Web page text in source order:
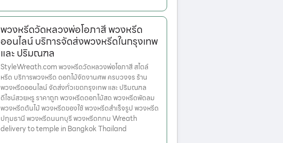
พวงหรีดวัดหลวงพ่อโอภาสี พวงหรีด
ออนไลน์ บริการจัดส่งพวงหรีดในกรุงเทพ
และ ปริมณฑล
StyleWreath.com พวงหรีดวัดหลวงพ่อโอภาสี สไตล์
หรีด บริการพวงหรีด ดอกไม้จัดงานศพ ครบวงจร ร้าน
พวงหรีดออนไลน์ จัดส่งทั่วเขตกรุงเทพ และ ปริมณฑล
ดีไซน์สวยหรู ราคาถูก พวงหรีดดอกไม้สด พวงหรีดพัดลม
พวงหรีดต้นไม้ พวงหรีดของใช้ พวงหรีดสำเร็จรูป พวงหรีด
ปทุมธานี พวงหรีดนนทบุรี พวงหรีดกทม Wreath
delivery to temple in Bangkok Thailand